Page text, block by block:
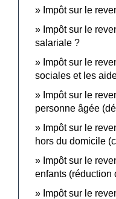
Impôt sur le
Impôt sur le
salariale ?
Impôt sur le
sociales et les
Impôt sur le
personne âgée
Impôt sur le
hors du domicile
Impôt sur le
enfants (réduction
Impôt sur le